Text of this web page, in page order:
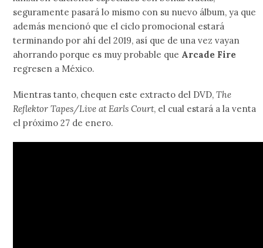
seguramente pasará lo mismo con su nuevo álbum, ya que
además mencionó que el ciclo promocional estará
terminando por ahí del 2019, así que de una vez vayan
ahorrando porque es muy probable que Arcade Fire
regresen a México.
Mientras tanto, chequen este extracto del DVD,The
Reflektor Tapes/Live at Earls Court, el cual estará a la venta
el próximo 27 de enero.